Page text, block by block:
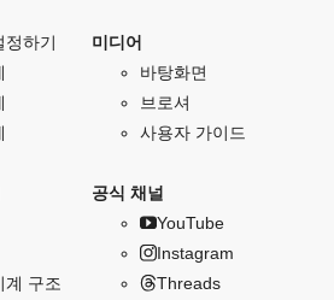
정하기
계 구조
미디어
바탕화면
브로셔
사용자 가이드
공식 채널
YouTube
Instagram
Threads